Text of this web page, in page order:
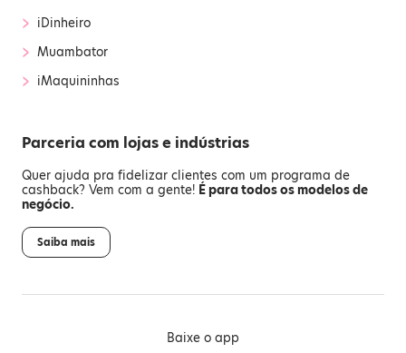
› iDinheiro
› Muambator
› iMaquininhas
Parceria com lojas e indústrias
Quer ajuda pra fidelizar clientes com um programa de
cashback? Vem com a gente! É para todos os modelos de
negócio.
Saiba mais
Baixe o app